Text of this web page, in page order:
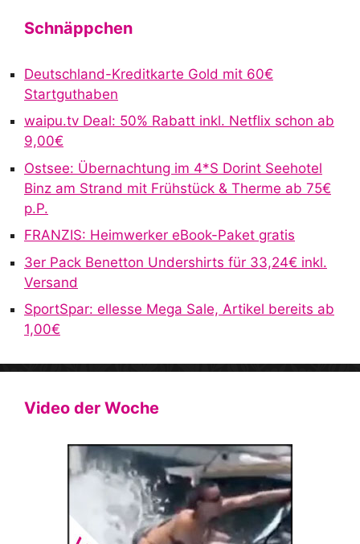
Schnäppchen
Deutschland-Kreditkarte Gold mit 60€
Startguthaben
waipu.tv Deal: 50% Rabatt inkl. Netflix schon ab
9,00€
Ostsee: Übernachtung im 4*S Dorint Seehotel
Binz am Strand mit Frühstück & Therme ab 75€
p.P.
FRANZIS: Heimwerker eBook-Paket gratis
3er Pack Benetton Undershirts für 33,24€ inkl.
Versand
SportSpar: ellesse Mega Sale, Artikel bereits ab
1,00€
Video der Woche